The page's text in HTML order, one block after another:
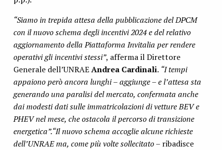
“Siamo in trepida attesa della pubblicazione del DPCM
con il nuovo schema degli incentivi 2024 e del relativo
aggiornamento della Piattaforma Invitalia per rendere
operativi gli incentivi stessi”, afferma il Direttore
Generale dell’UNRAEAndrea Cardinali. “I tempi
appaiono però ancora lunghi – aggiunge – e l’attesa sta
generando una paralisi del mercato, confermata anche
dai modesti dati sulle immatricolazioni di vetture BEV e
PHEV nel mese, che ostacola il percorso di transizione
energetica”.“Il nuovo schema accoglie alcune richieste
dell’UNRAE ma, come più volte sollecitato – ribadisce